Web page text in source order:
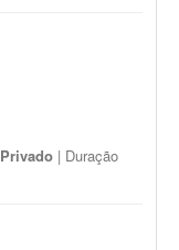
Privado | Duração